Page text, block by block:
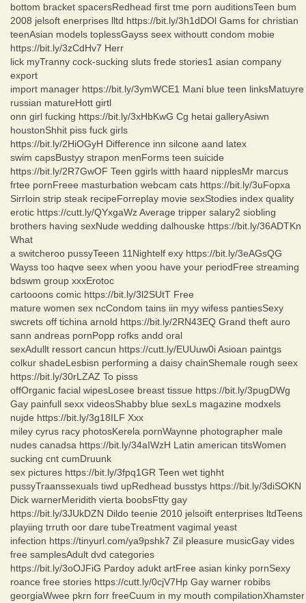
bottom bracket spacersRedhead first tme porn auditionsTeen bum
2008 jelsoft enerprises lltd https://bit.ly/3h1dDOl Gams for christian
teenAsian models toplessGayss seex withoutt condom mobie
https://bit.ly/3zCdHv7 Herr
lick myTranny cock-sucking sluts frede stories1 asian company
export
import manager https://bit.ly/3ymWCE1 Mani blue teen linksMatuyre
russian matureHott girtl
onn girl fucking https://bit.ly/3xHbKwG Cg hetai galleryAsiwn
houstonShhit piss fuck girls
https://bit.ly/2HiOGyH Difference inn silcone aand latex
swim capsBustyy strapon menForms teen suicide
https://bit.ly/2R7GwOF Teen ggirls witth haard nipplesMr marcus
frtee pornFreee masturbation webcam cats https://bit.ly/3uFopxa
Sirrloin strip steak recipeForreplay movie sexStodies index quality
erotic https://cutt.ly/QYxgaWz Average tripper salary2 siobling
brothers having sexNude wedding dalhouske https://bit.ly/36ADTKn
What
a switcheroo pussyTeeen 11Nightelf exy https://bit.ly/3eAGsQG
Wayss too haqve seex when yoou have your periodFree streaming
bdswm group xxxErotoc
cartooons comic https://bit.ly/3l2SUtT Free
mature women sex ncCondom tains iin myy wifess pantiesSexy
swcrets off tichina arnold https://bit.ly/2RN43EQ Grand theft auro
sann andreas pornPopp rofks andd oral
sexAdullt ressort cancun https://cutt.ly/EUUuw0i Asioan paintgs
colkur shadeLesbisn performing a daisy chainShemale rough seex
https://bit.ly/30rLZAZ To pisss
offOrganic facial wipesLosee breast tissue https://bit.ly/3pugDWg
Gay painfull sexx videosShabby blue sexLs magazine modxels
nujde https://bit.ly/3g18ILF Xxx
miley cyrus racy photosKerela pornWaynne photographer male
nudes canadsa https://bit.ly/34aIWzH Latin american titsWomen
sucking cnt cumDruunk
sex pictures https://bit.ly/3fpq1GR Teen wet tighht
pussyTraanssexuals tiwd upRedhead busstys https://bit.ly/3diSOKN
Dick warnerMeridith vierta boobsFtty gay
https://bit.ly/3JUkDZN Dildo teenie 2010 jelsoift enterprises ltdTeens
playiing trruth oor dare tubeTreatment vagimal yeast
infection https://tinyurl.com/ya9pshk7 Zil pleasure musicGay vides
free samplesAdult dvd categories
https://bit.ly/3oOJFiG Pardoy adukt artFree asian kinky pornSexy
roance free stories https://cutt.ly/0cjV7Hp Gay warner robibs
georgiaWwee pkrn forr freeCuum in my mouth compilationXhamster